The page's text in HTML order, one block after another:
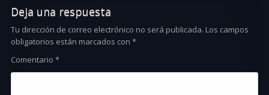
Deja una respuesta
Tu dirección de correo electrónico no será publicada. Los campos
obligatorios están marcados con*
Comentario*